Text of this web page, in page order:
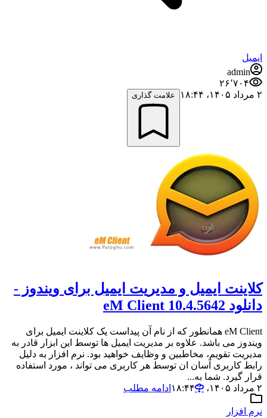
ایمیل
admin
۲۶٬۷۰۴
۲ مرداد ۱۴۰۵،‏ ۱۸:۴۴
علامت گذاری
کلاینت ایمیل و مدیریت ایمیل برای ویندوز -
دانلود eM Client 10.4.5642
eM Client همانطور که از نام آن پیداست یک کلاینت ایمیل برای
ویندوز می باشد. علاوه بر مدیریت ایمیل ها توسط این ابزار قادر به
مدیریت تقویم، مخاطبین و وظایف خواهید بود. نرم افزار به دلیل
رابط کاربری آسان ان توسط هر کاربری می تواند ، مورد استفاده
قرار گیرد. شما به...
۲ مرداد ۱۴۰۵،‏ ۱۸:۴۴
ادامه مطلب
نرم افزار